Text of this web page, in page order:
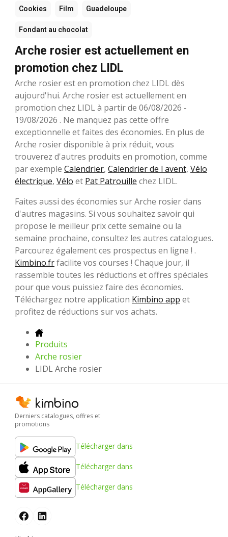
Cookies Film Guadeloupe
Fondant au chocolat
Arche rosier est actuellement en
promotion chez LIDL
Arche rosier est en promotion chez LIDL dès
aujourd'hui. Arche rosier est actuellement en
promotion chez LIDL à partir de 06/08/2026 -
19/08/2026 . Ne manquez pas cette offre
exceptionnelle et faites des économies. En plus de
Arche rosier disponible à prix réduit, vous
trouverez d'autres produits en promotion, comme
par exemple Calendrier, Calendrier de l avent, Vélo
électrique, Vélo et Pat Patrouille chez LIDL.
Faites aussi des économies sur Arche rosier dans
d'autres magasins. Si vous souhaitez savoir qui
propose le meilleur prix cette semaine ou la
semaine prochaine, consultez les autres catalogues.
Parcourez également ces prospectus en ligne ! .
Kimbino.frfacilite vos courses ! Chaque jour, il
rassemble toutes les réductions et offres spéciales
pour que vous puissiez faire des économies.
Téléchargez notre application Kimbino app et
profitez de réductions sur vos achats.
Produits
Arche rosier
LIDL Arche rosier
Derniers catalogues, offres et
promotions
Télécharger dans
Télécharger dans
Télécharger dans